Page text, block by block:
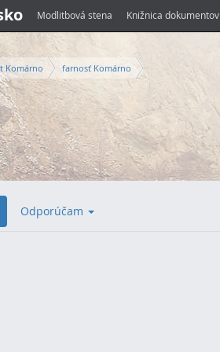
Modlitbová stena Knižnica dokumentov
Komárno farnosť Komárno
Odporúčam